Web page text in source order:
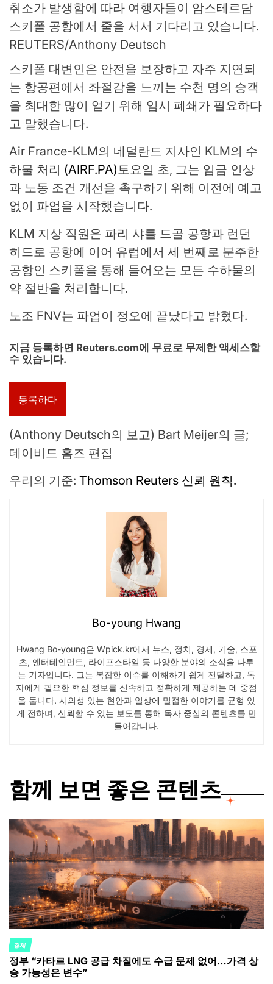
취소가 발생함에 따라 여행자들이 암스테르담
스키폴 공항에서 줄을 서서 기다리고 있습니다.
REUTERS/Anthony Deutsch
스키폴 대변인은 안전을 보장하고 자주 지연되
는 항공편에서 좌절감을 느끼는 수천 명의 승객
을 최대한 많이 얻기 위해 임시 폐쇄가 필요하다
고 말했습니다.
Air France-KLM의 네덜란드 지사인 KLM의 수
하물 처리 (AIRF.PA)토요일 초, 그는 임금 인상
과 노동 조건 개선을 촉구하기 위해 이전에 예고
없이 파업을 시작했습니다.
KLM 지상 직원은 파리 샤를 드골 공항과 런던
히드로 공항에 이어 유럽에서 세 번째로 분주한
공항인 스키폴을 통해 들어오는 모든 수하물의
약 절반을 처리합니다.
노조 FNV는 파업이 정오에 끝났다고 밝혔다.
지금 등록하면 Reuters.com에 무료로 무제한 액세스할
수 있습니다.
등록하다
(Anthony Deutsch의 보고) Bart Meijer의 글;
데이비드 홈즈 편집
우리의 기준: Thomson Reuters 신뢰 원칙.
Bo-young Hwang
Hwang Bo-young은 Wpick.kr에서 뉴스, 정치, 경제, 기술, 스포
츠, 엔터테인먼트, 라이프스타일 등 다양한 분야의 소식을 다루
는 기자입니다. 그는 복잡한 이슈를 이해하기 쉽게 전달하고, 독
자에게 필요한 핵심 정보를 신속하고 정확하게 제공하는 데 중점
을 둡니다. 시의성 있는 현안과 일상에 밀접한 이야기를 균형 있
게 전하며, 신뢰할 수 있는 보도를 통해 독자 중심의 콘텐츠를 만
들어갑니다.
함께 보면 좋은 콘텐츠
POSTED
IN
경제
정부 “카타르 LNG 공급 차질에도 수급 문제 없어…가격 상
승 가능성은 변수”